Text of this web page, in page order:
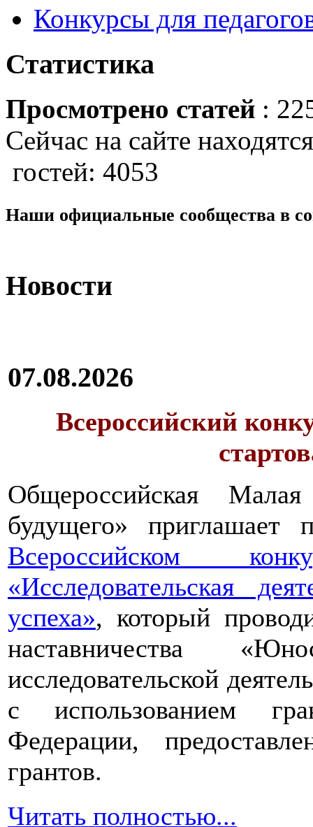
Конкурсы для
Статистика
Просмотрено статей :
Сейчас на сайте
гостей: 4053
Наши официальные сообщества в
Новости
07.08.2026
Всероссийский
Общероссийская
будущего» приглашает
Всероссийском
«Исследовательская
успеха», который
наставничества
исследовательской
с использованием
Федерации,
грантов.
Читать полностью...